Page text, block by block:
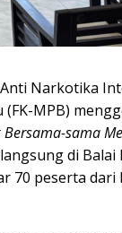
Narkotika
MPB)
sama
di Balai
70 peserta dari